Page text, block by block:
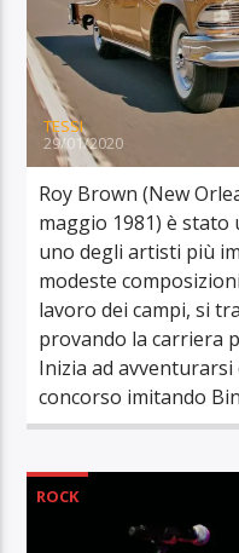
TESSI
29/01/2020
Roy Brown (New
maggio 1981) è
uno degli artisti più
modeste
lavoro dei campi, si
provando la carriera
Inizia ad avventurarsi
concorso imitando
ROCK